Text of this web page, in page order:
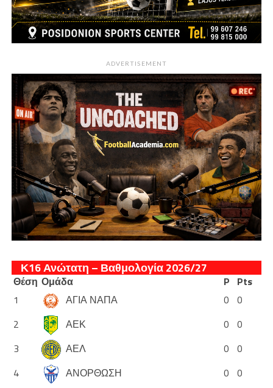
ADVERTISEMENT
Κ16 Ανώτατη – Βαθμολογία 2026/27
Θέση Ομάδα P Pts
1
ΑΓΙΑ ΝΑΠΑ 0 0
2
ΑΕΚ 0 0
3
ΑΕΛ 0 0
4
ΑΝΟΡΘΩΣΗ 0 0